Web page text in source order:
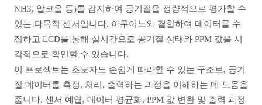
NH3, 알코올 등)를 감지하여 공기질을 정량적으로 평가할 수
있는 다목적 센서입니다. 아두이노와 결합하여 데이터를 수
집하고 LCD를 통해 실시간으로 공기질 상태와 PPM 값을 시
각적으로 확인할 수 있습니다.
이 프로젝트는 초보자도 손쉽게 따라할 수 있는 구조로, 공기
질 데이터를 측정, 처리, 출력하는 과정을 이해하는 데 도움을
줍니다. 센서 예열, 데이터 평균화, PPM 값 변환 및 출력 과정